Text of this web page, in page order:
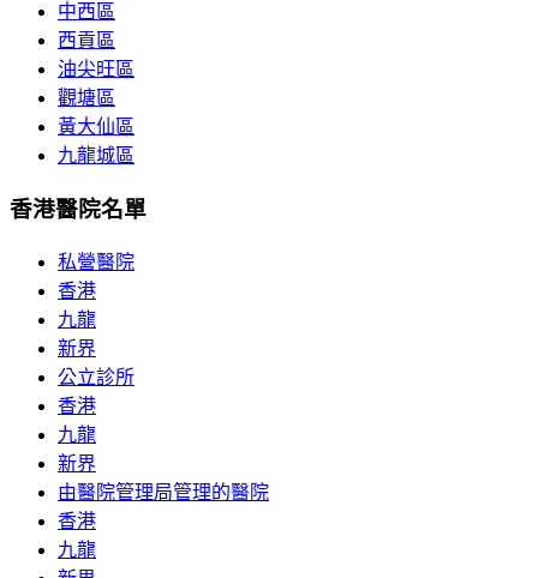
中西區
西貢區
油尖旺區
觀塘區
黃大仙區
九龍城區
香港醫院名單
私營醫院
香港
九龍
新界
公立診所
香港
九龍
新界
由醫院管理局管理的醫院
香港
九龍